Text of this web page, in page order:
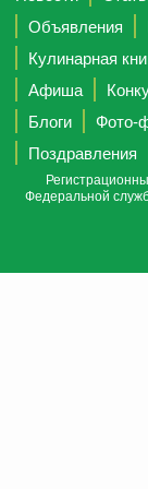
Объявления
Кулинарная
Афиша
Блоги
Фото-
Поздравления
Федеральной